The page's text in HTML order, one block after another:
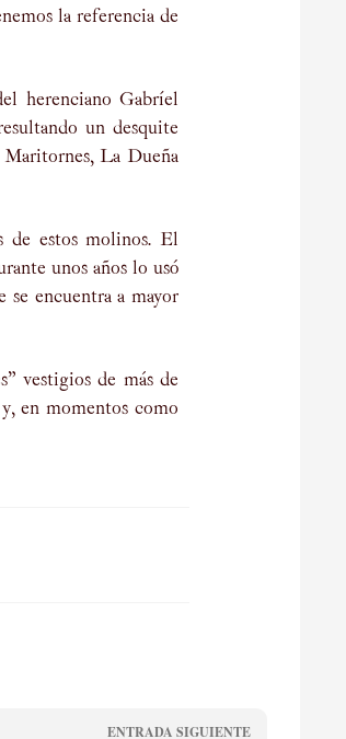
la referencia de
herenciano Gabríel
un desquite
La Dueña
de estos molinos. El
unos años lo usó
encuentra a mayor
vestigios de más de
en momentos como
ENTRADA SIGUIENTE